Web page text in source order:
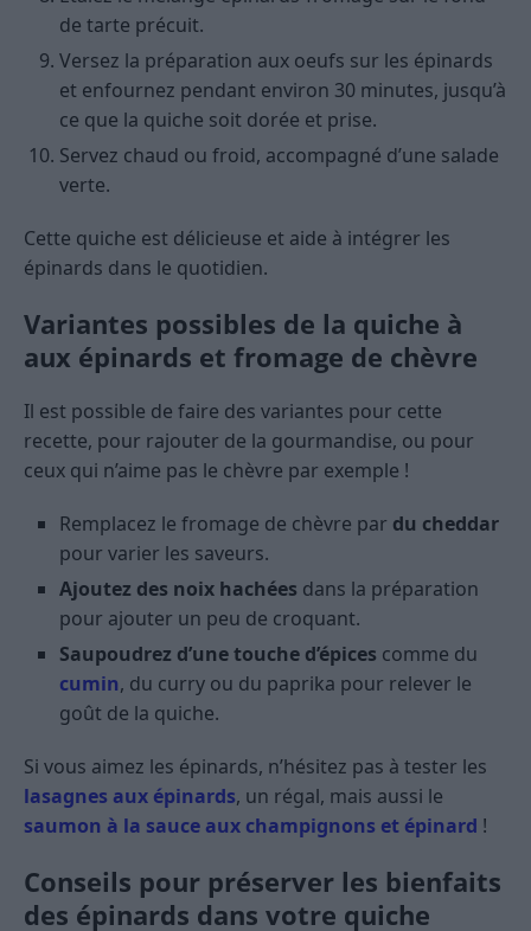
de tarte précuit.
Versez la préparation aux oeufs sur les épinards
et enfournez pendant environ 30 minutes, jusqu’à
ce que la quiche soit dorée et prise.
Servez chaud ou froid, accompagné d’une salade
verte.
Cette quiche est délicieuse et aide à intégrer les
épinards dans le quotidien.
Variantes possibles de la quiche à
aux épinards et fromage de chèvre
Il est possible de faire des variantes pour cette
recette, pour rajouter de la gourmandise, ou pour
ceux qui n’aime pas le chèvre par exemple !
Remplacez le fromage de chèvre par du cheddar
pour varier les saveurs.
Ajoutez des noix hachées dans la préparation
pour ajouter un peu de croquant.
Saupoudrez d’une touche d’épices comme du
cumin, du curry ou du paprika pour relever le
goût de la quiche.
Si vous aimez les épinards, n’hésitez pas à tester les
lasagnes aux épinards, un régal, mais aussi le
saumon à la sauce aux champignons et épinard !
Conseils pour préserver les bienfaits
des épinards dans votre quiche